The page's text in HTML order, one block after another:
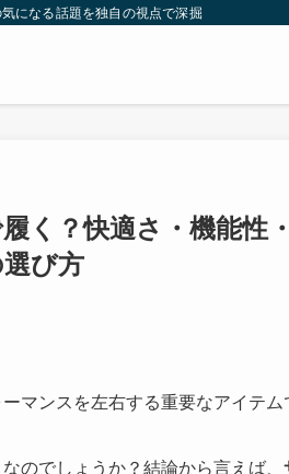
なる話題を独自の視点で深掘りしたコンテ
く？快適さ・機能性
び方
マンスを左右する重要なアイテム
のでしょうか？結論から言えば、